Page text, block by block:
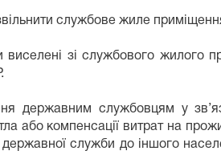
службове жиле
виселені зі службового жилого
державним службовцям у
або компенсації витрат на
служби до іншого